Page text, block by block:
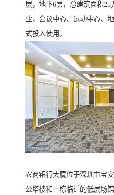
层，地下6层，总建筑面积
业、会议中心、运动中心、
式投入使用。
农商银行大厦位于深圳市宝
公塔楼和一栋临近的低层场